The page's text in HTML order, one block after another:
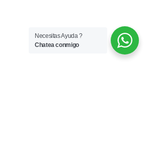
Necesitas Ayuda ?
Chatea conmigo